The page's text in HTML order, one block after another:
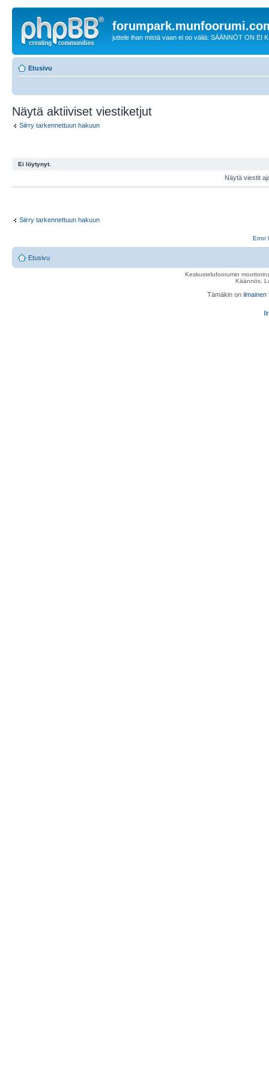
juttele ihan mistä vaan ei oo väliä: SÄÄNNÖT ON EI
Etusivu
Näytä aktiiviset viestiketjut
Siirry tarkennettuun hakuun
Ei löytynyt.
Näytä viestit
Siirry tarkennettuun hakuun
Error
Etusivu
Keskustelufoorumin
Käännös,
Tämäkin on ilmainen